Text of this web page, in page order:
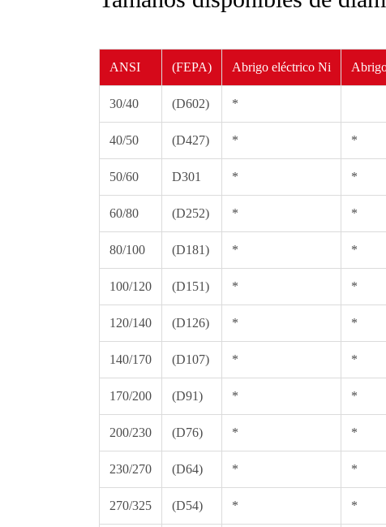
ANSI (FEPA) Abrigo eléctrico Ni
30/40 (D602) *
40/50 (D427) * *
50/60 D301 * *
60/80 (D252) * *
80/100 (D181) * *
100/120 (D151) * *
120/140 (D126) * *
140/170 (D107) * *
170/200 (D91) * *
200/230 (D76) * *
230/270 (D64) * *
270/325 (D54) * *